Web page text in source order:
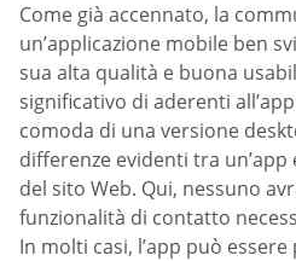
Come già accennato, la
un’applicazione mobile ben
sua alta qualità e buona
significativo di aderenti
comoda di una versione
differenze evidenti tra
del sito Web. Qui, nessuno
funzionalità di contatto
In molti casi, l’app può